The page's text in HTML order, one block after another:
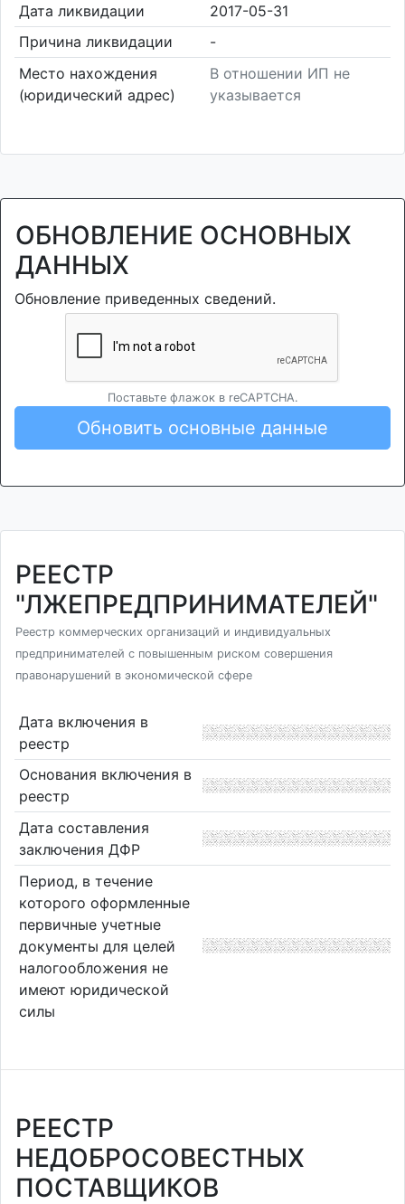
Дата ликвидации
2017-05-31
Причина ликвидации
-
Место нахождения
(юридический адрес)
В отношении ИП не
указывается
ОБНОВЛЕНИЕ ОСНОВНЫХ
ДАННЫХ
Обновление приведенных сведений.
Поставьте флажок в reCAPTCHA.
Обновить основные данные
РЕЕСТР
"ЛЖЕПРЕДПРИНИМАТЕЛЕЙ"
Реестр коммерческих организаций и индивидуальных
предпринимателей с повышенным риском совершения
правонарушений в экономической сфере
Дата включения в
реестр
Основания включения в
реестр
Дата составления
заключения ДФР
Период, в течение
которого оформленные
первичные учетные
документы для целей
налогообложения не
имеют юридической
силы
РЕЕСТР
НЕДОБРОСОВЕСТНЫХ
ПОСТАВЩИКОВ